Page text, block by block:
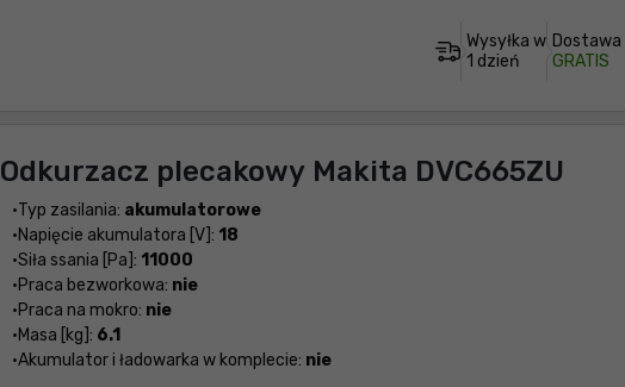
Wysyłka w
1 dzień
Dostawa
GRATIS
Odkurzacz plecakowy Makita DVC665ZU
Typ zasilania: akumulatorowe
Napięcie akumulatora [V]: 18
Siła ssania [Pa]: 11000
Praca bezworkowa: nie
Praca na mokro: nie
Masa [kg]: 6.1
Akumulator i ładowarka w komplecie: nie